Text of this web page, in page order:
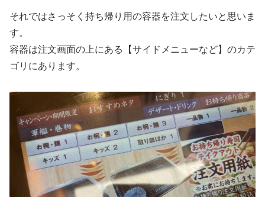
それではさっそく持ち帰り用の容器を注文したいと思いま
す。
容器は注文画面の上にある【サイドメニューなど】のカテ
ゴリにあります。